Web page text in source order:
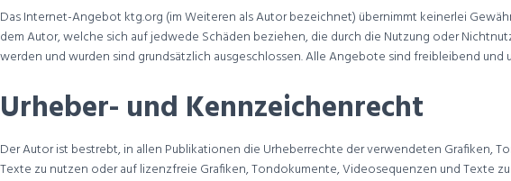
Das Internet-Angebot ktg.org (im Weiteren als Autor bezeichnet) übernimmt keinerlei
dem Autor, welche sich auf jedwede Schäden beziehen, die durch die Nutzung oder
werden und wurden sind grundsätzlich ausgeschlossen. Alle Angebote sind freibleibend und
Urheber- und Kennzeichenrecht
Der Autor ist bestrebt, in allen Publikationen die Urheberrechte der verwendeten Grafiken,
Texte zu nutzen oder auf lizenzfreie Grafiken, Tondokumente, Videosequenzen und Texte